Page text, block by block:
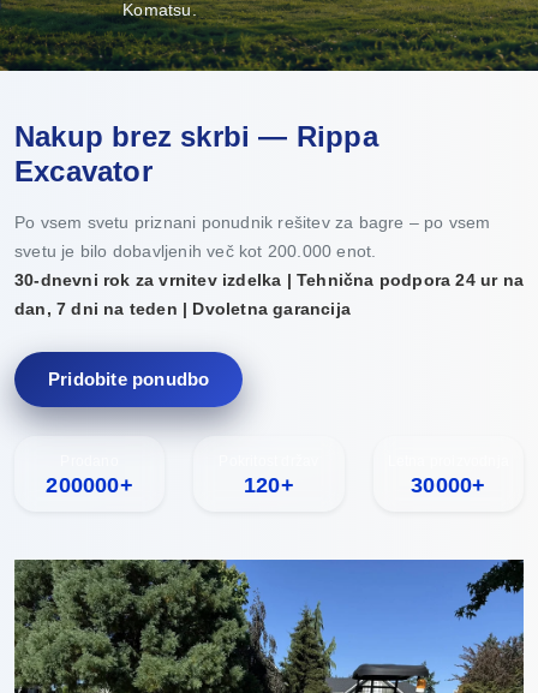
Komatsu.
Nakup brez skrbi — Rippa
Excavator
Po vsem svetu priznani ponudnik rešitev za bagre – po vsem
svetu je bilo dobavljenih več kot 200.000 enot.
30-dnevni rok za vrnitev izdelka | Tehnična podpora 24 ur na
dan, 7 dni na teden | Dvoletna garancija
Pridobite ponudbo
200000+ 120+ 30000+